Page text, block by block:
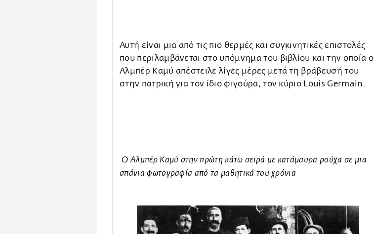
Αυτή είναι μια από τις πιο θερμές και συγκινητικές επιστολές
που περιλαμβάνεται στο υπόμνημα του βιβλίου και την οποία ο
Αλμπέρ Καμύ απέστειλε λίγες μέρες μετά τη βράβευσή του
στην πατρική για τον ίδιο φιγούρα, τον κύριο Louis Germain.
O Αλμπέρ Καμύ στην πρώτη κάτω σειρά με κατάμαυρα ρούχα σε μια
σπάνια φωτογραφία από τα μαθητικά του χρόνια